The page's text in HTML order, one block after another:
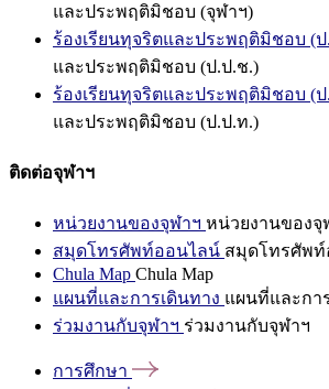
และประพฤติมิชอบ (จุฬาฯ)
ร้องเรียนทุจริตและประพฤติมิชอบ (
และประพฤติมิชอบ (ป.ป.ช.)
ร้องเรียนทุจริตและประพฤติมิชอบ (
และประพฤติมิชอบ (ป.ป.ท.)
ติดต่อจุฬาฯ
หน่วยงานของจุฬาฯ หน่วยงานของจุ
สมุดโทรศัพท์ออนไลน์ สมุดโทรศัพ
Chula Map Chula Map
แผนที่และการเดินทาง แผนที่และกา
ร่วมงานกับจุฬาฯ ร่วมงานกับจุฬาฯ
การศึกษา